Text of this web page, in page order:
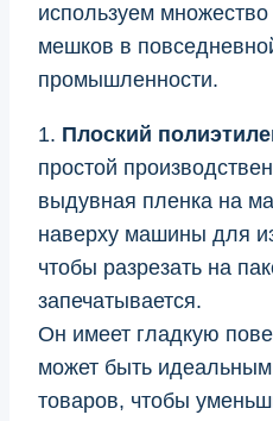
используем
мешков в
промышленности.
1. Плоский
простой
выдувная пленка на
наверху машины для
чтобы разрезать на
запечатывается.
Он имеет гладкую
может быть
товаров, чтобы